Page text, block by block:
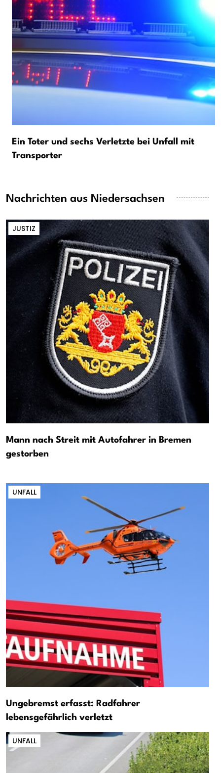
Ein Toter und sechs Verletzte bei Unfall mit
Transporter
Nachrichten aus Niedersachsen
JUSTIZ
Mann nach Streit mit Autofahrer in Bremen
gestorben
UNFALL
Ungebremst erfasst: Radfahrer
lebensgefährlich verletzt
UNFALL